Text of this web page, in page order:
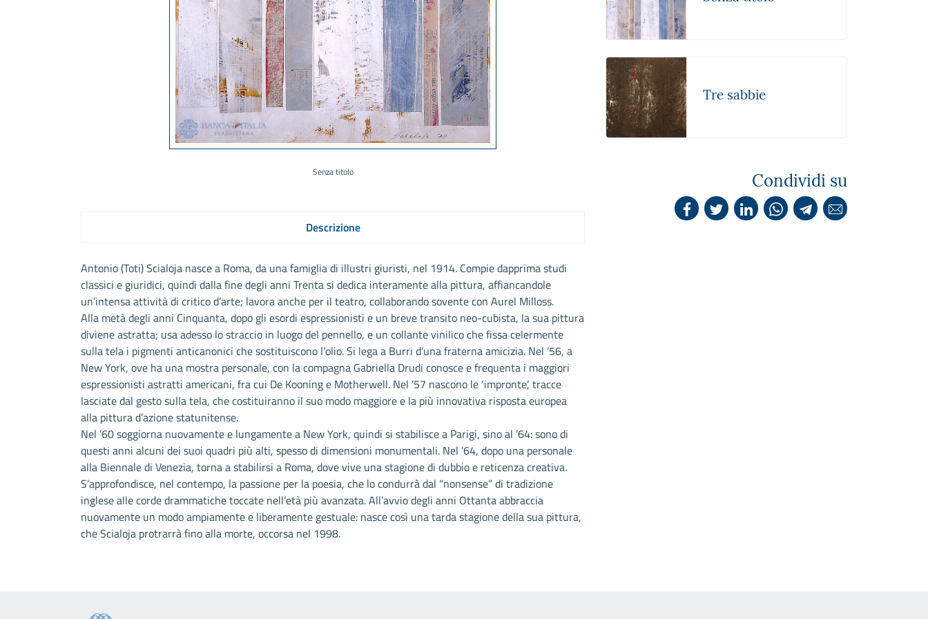
Senza titolo
Descrizione
Antonio (Toti) Scialoja nasce a Roma, da una famiglia di illustri giuristi, nel 1914. Compie dapprima studi
classici e giuridici, quindi dalla fine degli anni Trenta si dedica interamente alla pittura, affiancandole
un’intensa attività di critico d’arte; lavora anche per il teatro, collaborando sovente con Aurel Milloss.
Alla metà degli anni Cinquanta, dopo gli esordi espressionisti e un breve transito neo-cubista, la sua pittura
diviene astratta; usa adesso lo straccio in luogo del pennello, e un collante vinilico che fissa celermente
sulla tela i pigmenti anticanonici che sostituiscono l’olio. Si lega a Burri d’una fraterna amicizia. Nel ’56, a
New York, ove ha una mostra personale, con la compagna Gabriella Drudi conosce e frequenta i maggiori
espressionisti astratti americani, fra cui De Kooning e Motherwell. Nel ’57 nascono le ‘impronte’, tracce
lasciate dal gesto sulla tela, che costituiranno il suo modo maggiore e la più innovativa risposta europea
alla pittura d’azione statunitense.
Nel ’60 soggiorna nuovamente e lungamente a New York, quindi si stabilisce a Parigi, sino al ’64: sono di
questi anni alcuni dei suoi quadri più alti, spesso di dimensioni monumentali. Nel ’64, dopo una personale
alla Biennale di Venezia, torna a stabilirsi a Roma, dove vive una stagione di dubbio e reticenza creativa.
S’approfondisce, nel contempo, la passione per la poesia, che lo condurrà dal “nonsense” di tradizione
inglese alle corde drammatiche toccate nell’età più avanzata. All’avvio degli anni Ottanta abbraccia
nuovamente un modo ampiamente e liberamente gestuale: nasce così una tarda stagione della sua pittura,
che Scialoja protrarrà fino alla morte, occorsa nel 1998.
Tre sabbie
Condividi su